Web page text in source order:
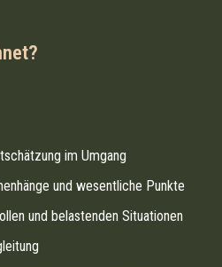
im Umgang
und wesentliche Punkte
und belastenden Situationen